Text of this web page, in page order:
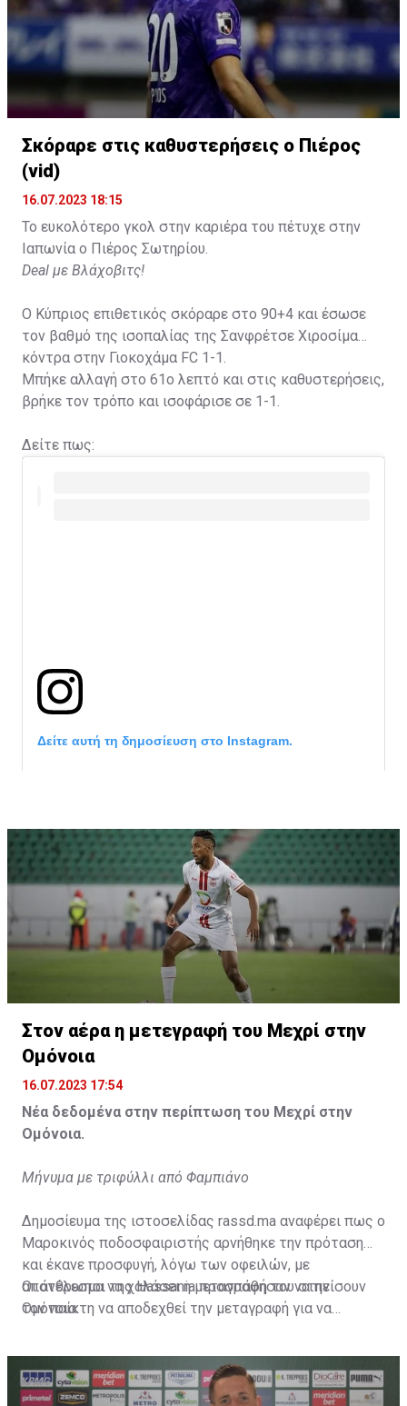
Σκόραρε στις καθυστερήσεις ο Πιέρος
(vid)
16.07.2023 18:15
Το ευκολότερο γκολ στην καριέρα του πέτυχε στην
Ιαπωνία ο Πιέρος Σωτηρίου.
Deal με Βλάχοβιτς!
Ο Κύπριος επιθετικός σκόραρε στο 90+4 και έσωσε
τον βαθμό της ισοπαλίας της Σανφρέτσε Χιροσίμα
κόντρα στην Γιοκοχάμα FC 1-1.
Μπήκε αλλαγή στο 61ο λεπτό και στις καθυστερήσεις,
βρήκε τον τρόπο και ισοφάρισε σε 1-1.
Δείτε πως:
Δείτε αυτή τη δημοσίευση στο Instagram.
Στον αέρα η μετεγραφή του Μεχρί στην
Ομόνοια
16.07.2023 17:54
Νέα δεδομένα στην περίπτωση του Μεχρί στην
Ομόνοια.
Μήνυμα με τριφύλλι από Φαμπιάνο
Δημοσίευμα της ιστοσελίδας rassd.ma αναφέρει πως ο
Μαροκινός ποδοσφαιριστής αρνήθηκε την πρόταση
και έκανε προσφυγή, λόγω των οφειλών, με
αποτέλεσμα να χαλάσει η μεταγραφή του στην
Ομόνοια.
Οι άνθρωποι της Hassania προσπάθησαν να πείσουν
τον παίκτη να αποδεχθεί την μεταγραφή για να
μετακίνησή του, αλλά ο παίκτης αρνήθηκε και επέμεινε
να λύσει το συμβόλαιό του, ώστε να μετακομίσει
ελεύθερα σε οποιαδήποτε νέα ομάδα το τρέχον